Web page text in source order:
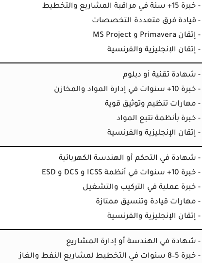
- خبرة 15+ سنة في مراقبة المشاريع والتخطيط
- قيادة فرق متعددة التخصصات
- إتقان Primavera و MS Project
- إتقان الإنجليزية والفرنسية
- شهادة تقنية أو دبلوم
- خبرة 10+ سنوات في إدارة المواد والمخازن
- مهارات تنظيم وتوثيق قوية
- خبرة بأنظمة تتبع المواد
- إتقان الإنجليزية والفرنسية
- شهادة في التحكم أو الهندسة الكهربائية
- خبرة 10+ سنوات في أنظمة ICSS و DCS و ESD
- خبرة عملية في التركيب والتشغيل
- مهارات قيادة وتنسيق ممتازة
- إتقان الإنجليزية والفرنسية
- شهادة في الهندسة أو إدارة المشاريع
- خبرة 5–8 سنوات في التخطيط لمشاريع النفط والغاز